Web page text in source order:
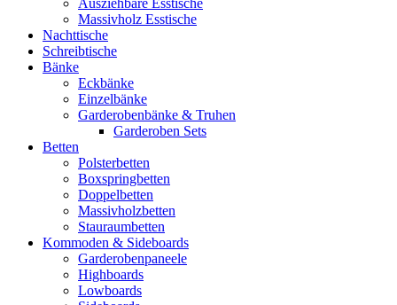
Ausziehbare Esstische
Massivholz Esstische
Nachttische
Schreibtische
Bänke
Eckbänke
Einzelbänke
Garderobenbänke & Truhen
Garderoben Sets
Betten
Polsterbetten
Boxspringbetten
Doppelbetten
Massivholzbetten
Stauraumbetten
Kommoden & Sideboards
Garderobenpaneele
Highboards
Lowboards